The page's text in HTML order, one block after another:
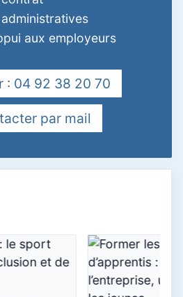
aux employeurs
: 04 92 38 20 70
par mail